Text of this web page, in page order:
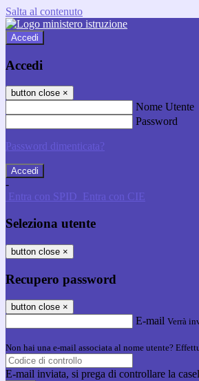
Salta al contenuto
Accedi
Accedi
button close ×
Nome Utente
Password
Password dimenticata?
-
Entra con SPID Entra con CIE
Seleziona utente
button close ×
Recupero password
button close ×
E-mail Verrà
Non hai una e-mail associata al nome utente?
E-mail inviata, si prega di controllare la